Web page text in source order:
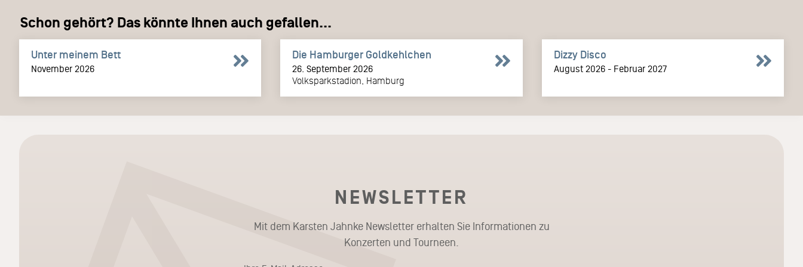
Schon gehört? Das könnte Ihnen auch gefallen...
Unter meinem Bett
November 2026
Die Hamburger Goldkehlchen
26. September 2026
Volksparkstadion, Hamburg
Dizzy Disco
August 2026 - Februar 2027
NEWSLETTER
Mit dem Karsten Jahnke Newsletter erhalten Sie Informationen zu
Konzerten und Tourneen.